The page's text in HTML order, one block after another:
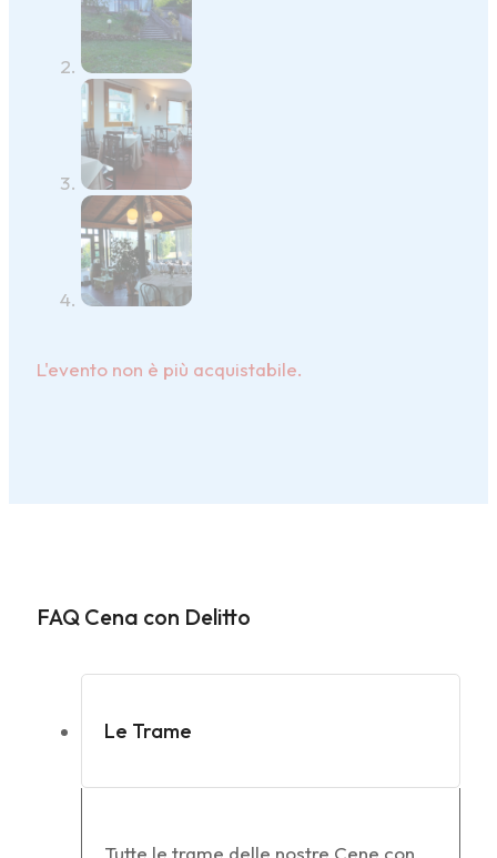
L'evento non è più acquistabile.
FAQ Cena con Delitto
Le Trame
Tutte le trame delle nostre Cene con